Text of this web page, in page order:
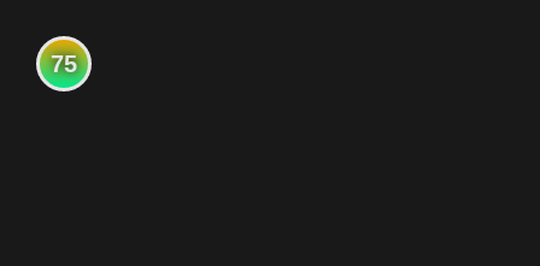
75